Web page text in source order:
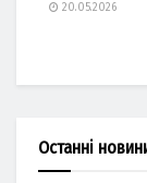
20.05.2026
Останні